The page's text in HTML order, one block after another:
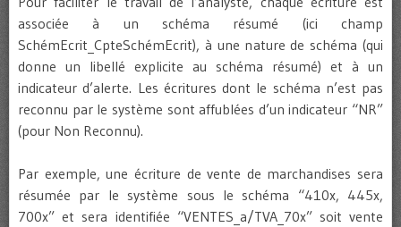
associée à un schéma résumé (ici champ
SchémEcrit_CpteSchémEcrit), à une nature de schéma (qui
donne un libellé explicite au schéma résumé) et à un
indicateur d’alerte. Les écritures dont le schéma n’est pas
reconnu par le système sont affublées d’un indicateur “NR”
(pour Non Reconnu).
Par exemple, une écriture de vente de marchandises sera
résumée par le système sous le schéma “410x, 445x,
700x” et sera identifiée “VENTES_a/TVA_70x” soit vente